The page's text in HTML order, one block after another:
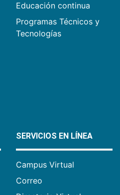
Educación continua
Programas Técnicos y
Tecnologías
SERVICIOS EN LÍNEA
Campus Virtual
Correo